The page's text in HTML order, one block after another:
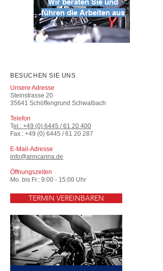
Wir beraten Sie und
führen die Arbeiten aus
BESUCHEN SIE UNS
Unsere Adresse
Steinstrasse 20
35641 Schöffengrund Schwalbach
Telefon
Tel.: +49 (0) 6445 / 61 20 400
Fax.: +49 (0) 6445 /61 20 287
E-Mail-Adresse
info@anncarina.de
Öffnungszeiten
Mo. bis Fr.: 9:00 - 15:00 Uhr
TERMIN VEREINBAREN